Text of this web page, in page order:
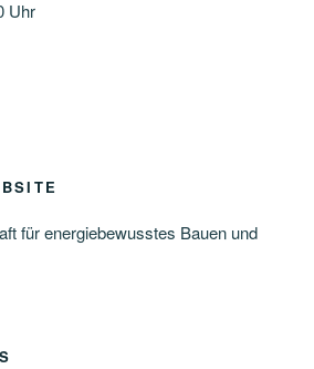
Uhr
für energiebewusstes Bauen und